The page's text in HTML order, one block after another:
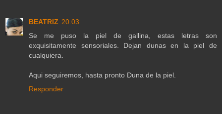
BEATRIZ 20:03
Se me puso la piel de gallina, estas letras son
exquisitamente sensoriales. Dejan dunas en la piel de
cualquiera.
Aqui seguiremos, hasta pronto Duna de la piel.
Responder